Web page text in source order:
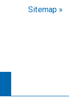
Sitemap »